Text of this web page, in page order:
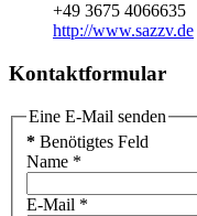
+49 3675 4066635
http://www.sazzv.de
Kontaktformular
Eine E-Mail senden
* Benötigtes Feld
Name *
E-Mail *